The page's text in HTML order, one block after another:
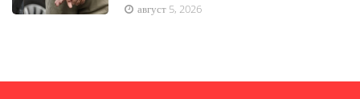
август 5, 2026